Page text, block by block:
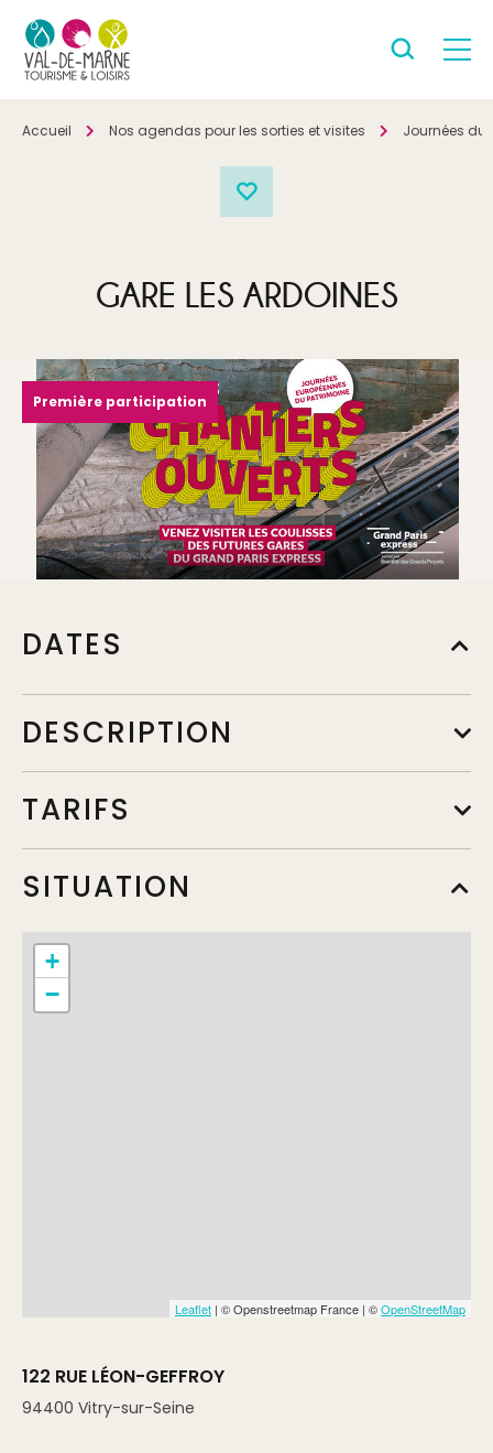
Accueil Nos agendas pour les sorties et visites Journées du
GARE LES ARDOINES
Première participation
DATES
DESCRIPTION
TARIFS
SITUATION
+
−
Leaflet | © Openstreetmap France | ©OpenStreetMap
122 RUE LÉON-GEFFROY
94400 Vitry-sur-Seine